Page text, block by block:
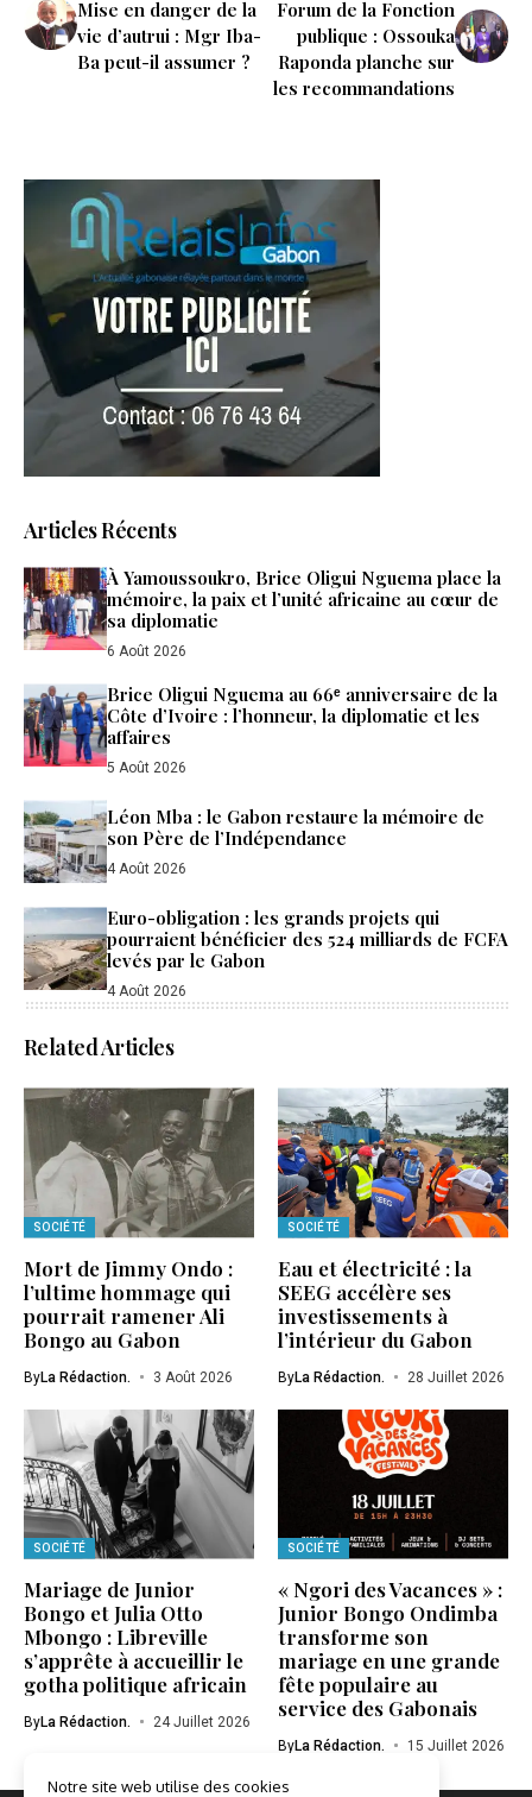
Mise en danger de la
vie d’autrui : Mgr Iba-
Ba peut-il assumer ?
Forum de la Fonction
publique : Ossouka
Raponda planche sur
les recommandations
Articles Récents
À Yamoussoukro, Brice Oligui Nguema place la
mémoire, la paix et l’unité africaine au cœur de
sa diplomatie
6 Août 2026
Brice Oligui Nguema au 66ᵉ anniversaire de la
Côte d’Ivoire : l’honneur, la diplomatie et les
affaires
5 Août 2026
Léon Mba : le Gabon restaure la mémoire de
son Père de l’Indépendance
4 Août 2026
Euro-obligation : les grands projets qui
pourraient bénéficier des 524 milliards de FCFA
levés par le Gabon
4 Août 2026
Related Articles
SOCIÉTÉ
Mort de Jimmy Ondo :
l’ultime hommage qui
pourrait ramener Ali
Bongo au Gabon
ByLa Rédaction. 3 Août 2026
SOCIÉTÉ
Eau et électricité : la
SEEG accélère ses
investissements à
l’intérieur du Gabon
ByLa Rédaction. 28 Juillet 2026
SOCIÉTÉ
Mariage de Junior
Bongo et Julia Otto
Mbongo : Libreville
s’apprête à accueillir le
gotha politique africain
ByLa Rédaction. 24 Juillet 2026
SOCIÉTÉ
« Ngori des Vacances » :
Junior Bongo Ondimba
transforme son
mariage en une grande
fête populaire au
service des Gabonais
ByLa Rédaction. 15 Juillet 2026
Notre site web utilise des cookies